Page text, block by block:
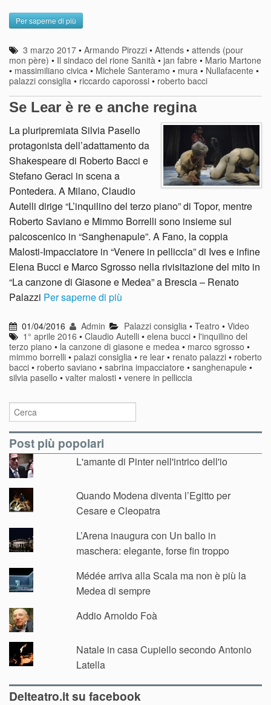
Per saperne di più
3 marzo 2017 •Armando Pirozzi •Attends •attends (pour
mon père) • Il sindaco del rione Sanità • jan fabre • Mario Martone
• massimiliano civica • Michele Santeramo • mura • Nullafacente •
palazzi consiglia • riccardo caporossi • roberto bacci
Se Lear è re e anche regina
La pluripremiata Silvia Pasello
protagonista dell’adattamento da
Shakespeare di Roberto Bacci e
Stefano Geraci in scena a
Pontedera. A Milano, Claudio
Autelli dirige “L’inquilino del terzo piano” di Topor, mentre
Roberto Saviano e Mimmo Borrelli sono insieme sul
palcoscenico in “Sanghenapule”. A Fano, la coppia
Malosti-Impacciatore in “Venere in pelliccia” di Ives e infine
Elena Bucci e Marco Sgrosso nella rivisitazione del mito in
“La canzone di Giasone e Medea” a Brescia – Renato
Palazzi Per saperne di più
01/04/2016 Admin Palazzi consiglia• Teatro • Video
1° aprile 2016 •Claudio Autelli •elena bucci • l'inquilino del
terzo piano • la canzone di giasone e medea • marco sgrosso •
mimmo borrelli • palazi consiglia • re lear • renato palazzi • roberto
bacci • roberto saviano • sabrina impacciatore • sanghenapule •
silvia pasello • valter malosti • venere in pelliccia
Post più popolari
L'amante di Pinter nell'intrico dell'io
Quando Modena diventa l’Egitto per
Cesare e Cleopatra
L’Arena inaugura con Un ballo in
maschera: elegante, forse fin troppo
Médée arriva alla Scala ma non è più la
Medea di sempre
Addio Arnoldo Foà
Natale in casa Cupiello secondo Antonio
Latella
Delteatro.it su facebook